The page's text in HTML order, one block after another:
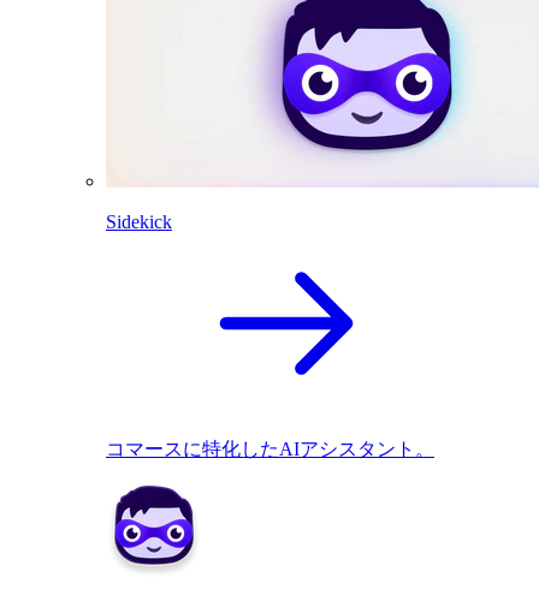
Sidekick
コマースに特化したAIアシスタント。